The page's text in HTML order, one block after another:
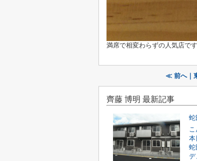
満席で相変わらずの人気店で
≪ 前へ｜
齊藤 博明 最新記事
蛇
こ
本
蛇
デ